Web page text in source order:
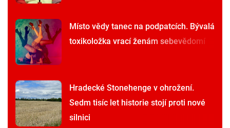
Místo vědy tanec na podpatcích. Bývalá
toxikoložka vrací ženám sebevědomí
Hradecké Stonehenge v ohrožení.
Sedm tisíc let historie stojí proti nové
silnici